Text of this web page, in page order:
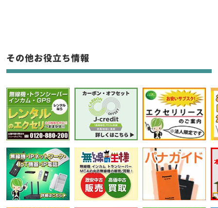
フリーワード入力(製品名等)
選択条件をリセット
その他お役立ち情報